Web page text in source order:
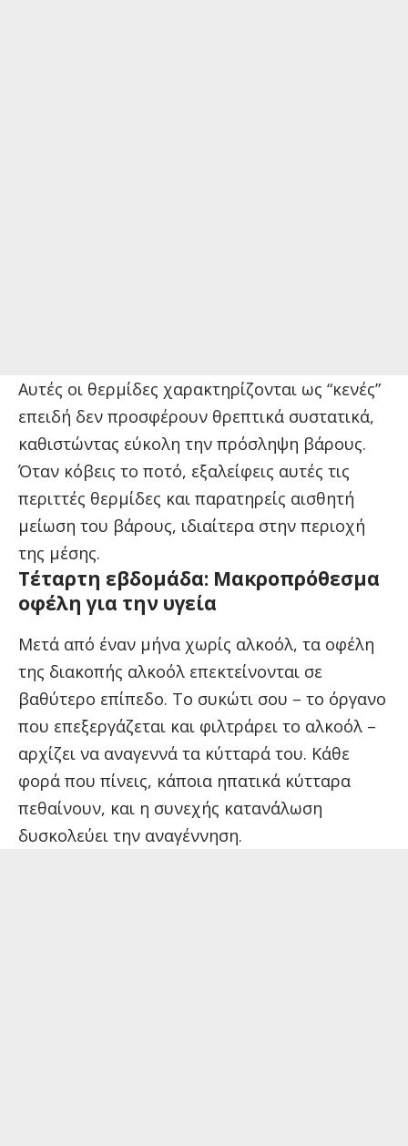
Αυτές οι θερμίδες χαρακτηρίζονται ως “κενές”
επειδή δεν προσφέρουν θρεπτικά συστατικά,
καθιστώντας εύκολη την πρόσληψη βάρους.
Όταν κόβεις το ποτό, εξαλείφεις αυτές τις
περιττές θερμίδες και παρατηρείς αισθητή
μείωση του βάρους, ιδιαίτερα στην περιοχή
της μέσης.
Τέταρτη εβδομάδα: Μακροπρόθεσμα
οφέλη για την υγεία
Μετά από έναν μήνα χωρίς αλκοόλ, τα οφέλη
της διακοπής αλκοόλ επεκτείνονται σε
βαθύτερο επίπεδο. Το συκώτι σου – το όργανο
που επεξεργάζεται και φιλτράρει το αλκοόλ –
αρχίζει να αναγεννά τα κύτταρά του. Κάθε
φορά που πίνεις, κάποια ηπατικά κύτταρα
πεθαίνουν, και η συνεχής κατανάλωση
δυσκολεύει την αναγέννηση.